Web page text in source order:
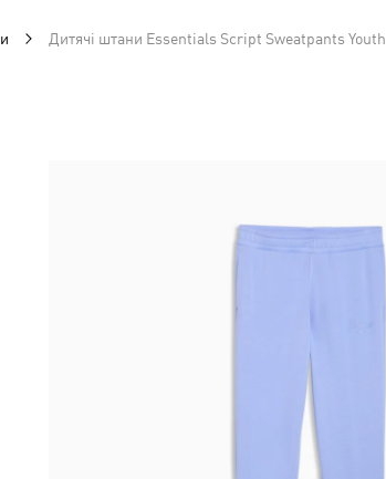
Дитячі штани Essentials Script Sweatpants Youth